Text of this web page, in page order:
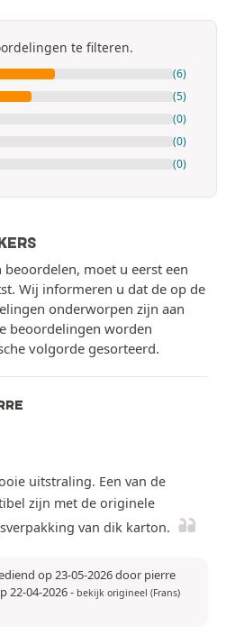
te filteren.
(6)
(5)
(0)
(0)
(0)
moet u eerst een
Wij informeren u dat de op de
onderworpen zijn aan
beoordelingen worden
volgorde gesorteerd.
uitstraling. Een van de
zijn met de originele
van dik karton.
op 23-05-2026 door pierre
22-04-2026- bekijk origineel (Frans)